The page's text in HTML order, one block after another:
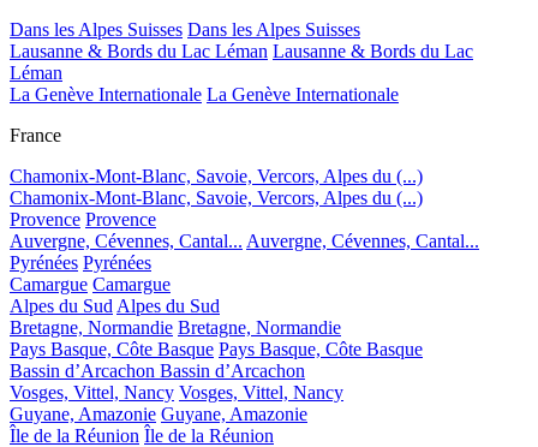
Dans les Alpes Suisses Dans les Alpes Suisses
Lausanne & Bords du Lac Léman Lausanne & Bords du Lac
Léman
La Genève Internationale La Genève Internationale
France
Chamonix-Mont-Blanc, Savoie, Vercors, Alpes du (...)
Chamonix-Mont-Blanc, Savoie, Vercors, Alpes du (...)
Provence Provence
Auvergne, Cévennes, Cantal... Auvergne, Cévennes, Cantal...
Pyrénées Pyrénées
Camargue Camargue
Alpes du Sud Alpes du Sud
Bretagne, Normandie Bretagne, Normandie
Pays Basque, Côte Basque Pays Basque, Côte Basque
Bassin d’Arcachon Bassin d’Arcachon
Vosges, Vittel, Nancy Vosges, Vittel, Nancy
Guyane, Amazonie Guyane, Amazonie
Île de la Réunion Île de la Réunion